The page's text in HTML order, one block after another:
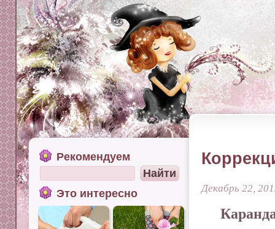
Декабрь 22,
Рекомендуем
Это интересно